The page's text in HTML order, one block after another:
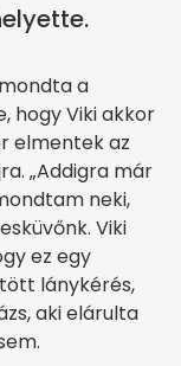
a
hogy Viki akkor
elmentek az
„Addigra már
neki,
Viki
ez egy
lánykérés,
aki elárulta